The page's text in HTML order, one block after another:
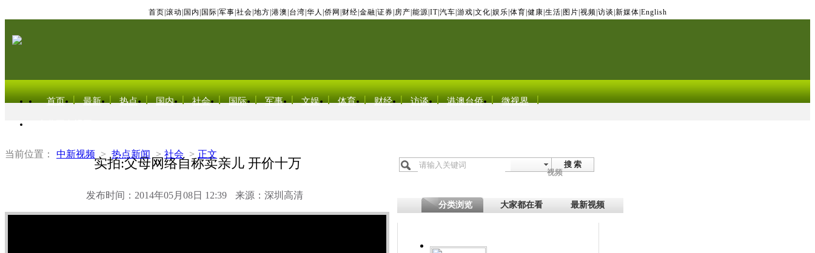
首页 滚动 国内 国际 军事 社会 地方 港澳 台湾 华人 侨网 财经 金融 证券 房产 能源 IT| 汽车 游戏 文化 娱乐 体育 健康 生活 图片 视频 访谈 新媒体 English
首页 最新 热点 国内 社会 国际 军事 文娱 体育 财经 访谈 港澳台侨 微视界
当前位置： 中新视频 > 热点新闻 > 社会 > 正文
实拍:父母网络自称卖亲儿 开价十万
发布时间：2014年05月08日 12:39 来源：深圳高清
搜 索
视频
分类浏览 大家都在看 最新视频